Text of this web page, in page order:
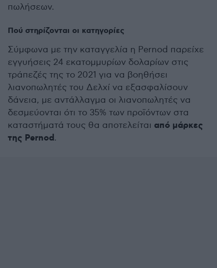
πωλήσεων.
Πού στηρίζονται οι κατηγορίες
Σύμφωνα με την καταγγελία η Pernod παρείχε
εγγυήσεις 24 εκατομμυρίων δολαρίων στις
τράπεζές της το 2021 για να βοηθήσει
λιανοπωλητές του Δελχί να εξασφαλίσουν
δάνεια, με αντάλλαγμα οι λιανοπωλητές να
δεσμεύονται ότι το 35% των προϊόντων στα
καταστήματά τους θα αποτελείται από μάρκες
της Pernod.